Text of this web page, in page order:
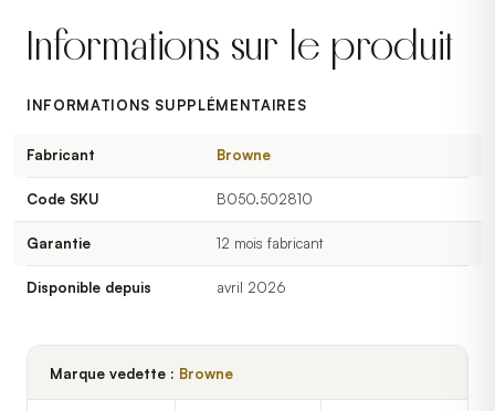
Informations sur le produit
INFORMATIONS SUPPLÉMENTAIRES
Fabricant Browne
Code SKU B050.502810
Garantie 12 mois fabricant
Disponible depuis avril 2026
Marque vedette : Browne